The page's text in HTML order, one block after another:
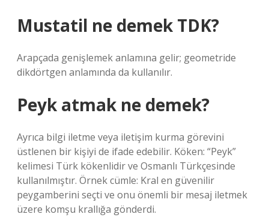
Mustatil ne demek TDK?
Arapçada genişlemek anlamına gelir; geometride
dikdörtgen anlamında da kullanılır.
Peyk atmak ne demek?
Ayrıca bilgi iletme veya iletişim kurma görevini
üstlenen bir kişiyi de ifade edebilir. Köken: “Peyk”
kelimesi Türk kökenlidir ve Osmanlı Türkçesinde
kullanılmıştır. Örnek cümle: Kral en güvenilir
peygamberini seçti ve onu önemli bir mesaj iletmek
üzere komşu krallığa gönderdi.